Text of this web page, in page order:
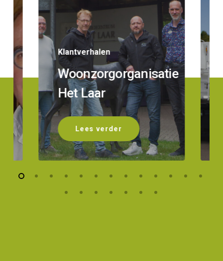
Klantverhalen
Woonzorgorganisatie
Het Laar
Lees verder